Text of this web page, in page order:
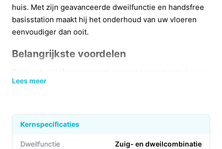
huis. Met zijn geavanceerde dweilfunctie en handsfree
basisstation maakt hij het onderhoud van uw vloeren
eenvoudiger dan ooit.
Belangrijkste voordelen
schoonmaakroutine aanzienlijk verbeteren.
Airwatts en een batterijduur van 180 minuten zorgt
de X40 Master voor een grondige reiniging van
grote ruimtes zonder onderbreking.
Lees meer
Kernspecificaties
Dweilfunctie Zuig- en dweilcombinatie​